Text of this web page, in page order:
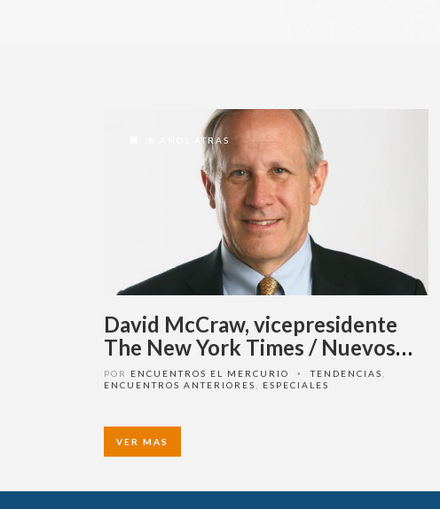
8 AÑOS ATRAS
David McCraw, vicepresidente
The New York Times / Nuevos
Rumbos para el Periodismo
POR ENCUENTROS EL MERCURIO • TENDENCIAS
ENCUENTROS ANTERIORES
ESPECIALES
VER MAS